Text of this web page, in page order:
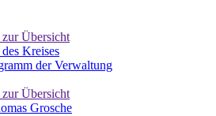
Übersicht
Kreises
der Verwaltung
Übersicht
Grosche